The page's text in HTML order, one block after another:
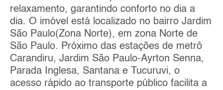
relaxamento, garantindo conforto no dia a
dia. O imóvel está localizado no bairro Jardim
São Paulo(Zona Norte), em zona Norte de
São Paulo. Próximo das estações de metrô
Carandiru, Jardim São Paulo-Ayrton Senna,
Parada Inglesa, Santana e Tucuruvi, o
acesso rápido ao transporte público facilita a